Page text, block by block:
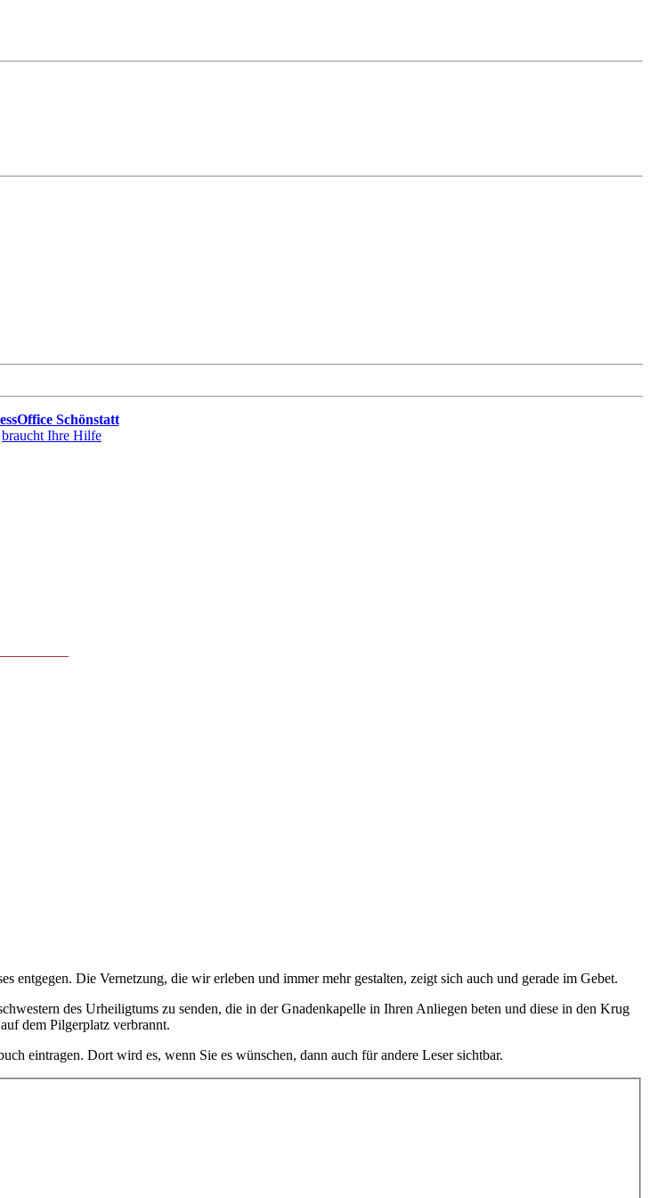
Schönstatt
braucht Ihre Hilfe
entgegen. Die Vernetzung, die wir erleben und immer mehr gestalten, zeigt sich auch und gerade im Gebet.
des Urheiligtums zu senden, die in der Gnadenkapelle in Ihren Anliegen beten und diese in den Krug
dem Pilgerplatz verbrannt.
eintragen. Dort wird es, wenn Sie es wünschen, dann auch für andere Leser sichtbar.